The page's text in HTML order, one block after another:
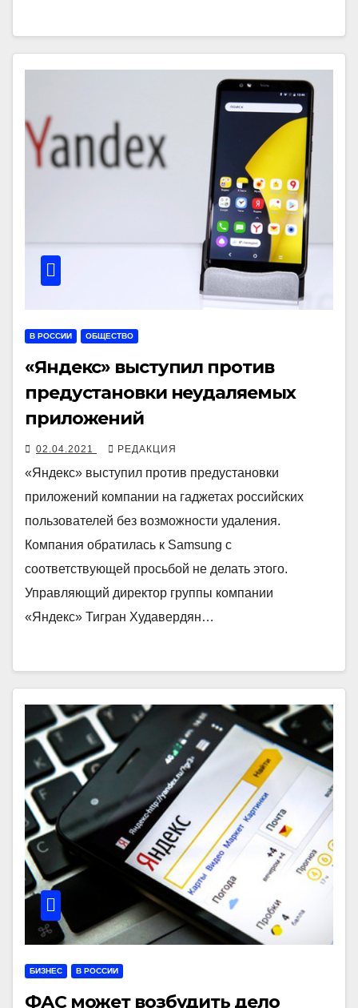
В РОССИИ ОБЩЕСТВО
«Яндекс» выступил против
предустановки неудаляемых
приложений
02.04.2021 РЕДАКЦИЯ
«Яндекс» выступил против предустановки
приложений компании на гаджетах российских
пользователей без возможности удаления.
Компания обратилась к Samsung с
соответствующей просьбой не делать этого.
Управляющий директор группы компании
«Яндекс» Тигран Худавердян…
БИЗНЕС В РОССИИ
ФАС может возбудить дело